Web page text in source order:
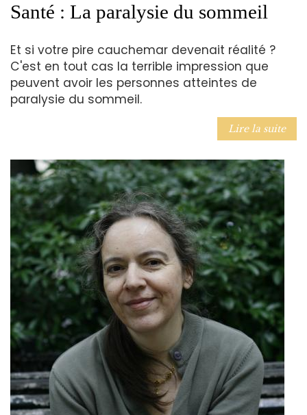
Santé : La paralysie du sommeil
Et si votre pire cauchemar devenait réalité ?
C'est en tout cas la terrible impression que
peuvent avoir les personnes atteintes de
paralysie du sommeil.
Lire la suite